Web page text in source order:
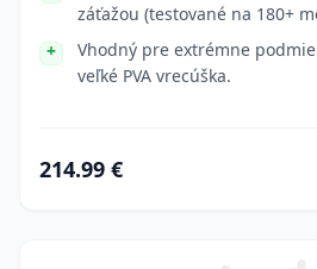
záťažou (testované na 180+
Vhodný pre extrémne
veľké PVA vrecúška.
214.99 €